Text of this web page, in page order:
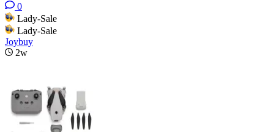
0
Lady-Sale
Lady-Sale
Joybuy
2w